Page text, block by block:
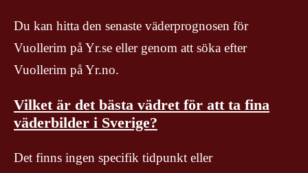
Du kan hitta den senaste väderprognosen för
Vuollerim på Yr.se eller genom att söka efter
Vuollerim på Yr.no.
Vilket är det bästa vädret för att ta fina
väderbilder i Sverige?
Det finns ingen specifik tidpunkt eller